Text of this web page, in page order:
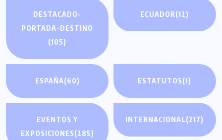
DESTACADO-
PORTADA-DESTINO
(105)
ECUADOR(12)
ESPAÑA(60) ESTATUTOS(1)
EVENTOS Y
EXPOSICIONES(285)
INTERNACIONAL(217)